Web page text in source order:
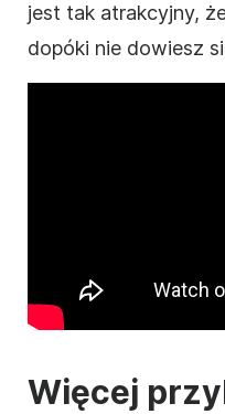
jest tak atrakcyjny,
dopóki nie dowiesz
Więcej